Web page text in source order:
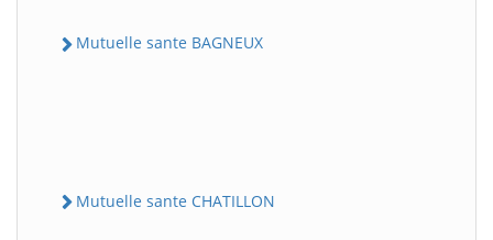
Mutuelle sante BAGNEUX
Mutuelle sante CHATILLON